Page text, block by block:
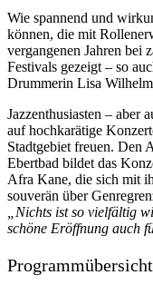
Wie spannend und
können, die mit
vergangenen Jahren bei
Festivals gezeigt – so
Drummerin Lisa
Jazzenthusiasten – aber
auf hochkarätige
Stadtgebiet freuen. Den
Ebertbad bildet das
Afra Kane, die sich mit
souverän über
„Nichts ist so vielfältig
schöne Eröffnung auch
Programmübersicht